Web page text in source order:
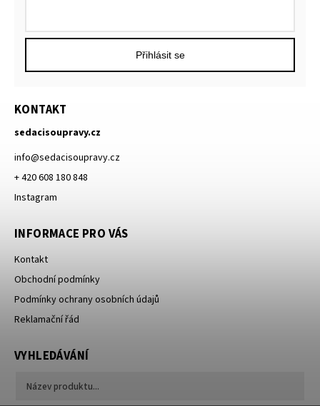
Přihlásit se
KONTAKT
sedacisoupravy.cz
info@sedacisoupravy.cz
+ 420 608 180 848
Instagram
INFORMACE PRO VÁS
Kontakt
Obchodní podmínky
Podmínky ochrany osobních údajů
Reklamační řád
VYHLEDÁVÁNÍ